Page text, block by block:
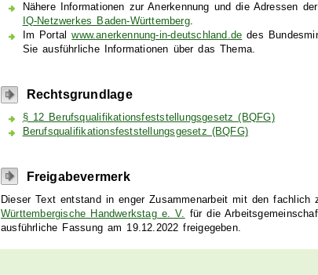
Nähere Informationen zur Anerkennung und die Adressen
IQ-Netzwerkes Baden-Württemberg.
Im Portalwww.anerkennung-in-deutschland.de des
Sie ausführliche Informationen über das Thema.
Rechtsgrundlage
§ 12 Berufsqualifikationsfeststellungsgesetz (BQFG)
Berufsqualifikationsfeststellungsgesetz (BQFG)
Freigabevermerk
Dieser Text entstand in enger Zusammenarbeit mit den fachlich
Württembergische Handwerkstag e. V.
für die
ausführliche Fassung am 19.12.2022 freigegeben.